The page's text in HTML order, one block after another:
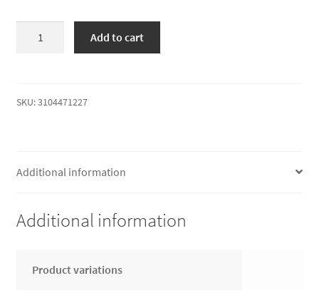
Add to cart
SKU:3104471227
Additional information
Additional information
Product variations